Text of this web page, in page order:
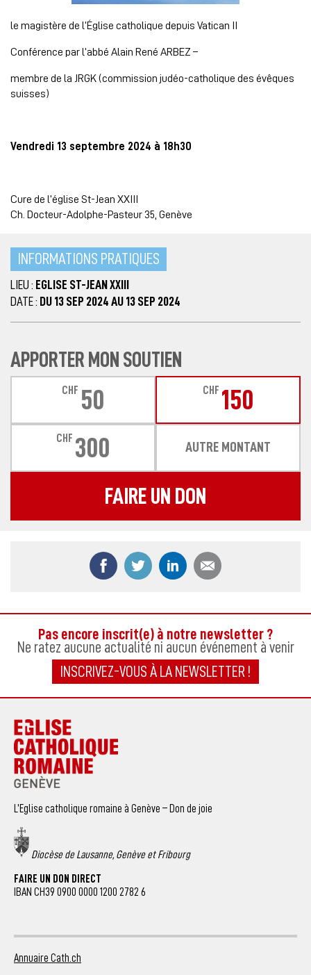
le magistère de l’Église catholique depuis Vatican II
Conférence par l’abbé Alain René ARBEZ –
membre de la JRGK (commission judéo-catholique des évêques
suisses)
Vendredi 13 septembre 2024 à 18h30
Cure de l’église St-Jean XXIII
Ch. Docteur-Adolphe-Pasteur 35, Genève
INFORMATIONS PRATIQUES
LIEU : EGLISE ST-JEAN XXIII
DATE : DU 13 SEP 2024 AU 13 SEP 2024
APPORTER MON SOUTIEN
CHF 50 CHF 150
CHF 300 AUTRE MONTANT
FAIRE UN DON
Partager ce contenu sur Facebook
Partager ce contenu sur Twitter
Partager ce contenu
Pas encore inscrit(e) à notre newsletter ?
Ne ratez aucune actualité ni aucun événement à venir
INSCRIVEZ-VOUS À LA NEWSLETTER !
L’Eglise catholique romaine à Genève – Don de joie
Diocèse de Lausanne, Genève et Fribourg
FAIRE UN DON DIRECT
IBAN CH39 0900 0000 1200 2782 6
Annuaire Cath.ch